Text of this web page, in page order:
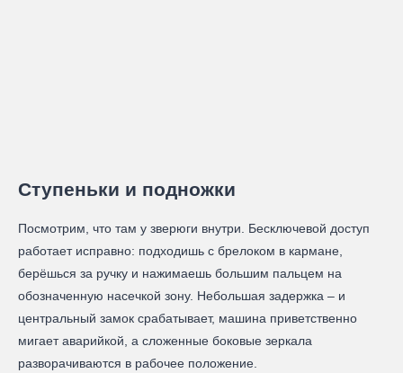
Ступеньки и подножки
Посмотрим, что там у зверюги внутри. Бесключевой доступ
работает исправно: подходишь с брелоком в кармане,
берёшься за ручку и нажимаешь большим пальцем на
обозначенную насечкой зону. Небольшая задержка – и
центральный замок срабатывает, машина приветственно
мигает аварийкой, а сложенные боковые зеркала
разворачиваются в рабочее положение.